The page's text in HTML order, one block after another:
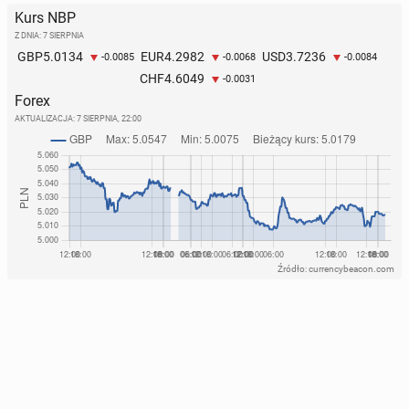
Kurs NBP
Z DNIA: 7 SIERPNIA
GBP5.0134 -0.0085 EUR4.2982 -0.0068 USD3.7236 -0.0084
CHF4.6049 -0.0031
Forex
AKTUALIZACJA: 7 SIERPNIA, 22:00
Źródło: currencybeacon.com